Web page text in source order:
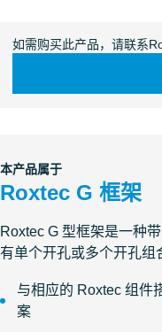
如需购买此产品，请联系
本产品属于
Roxtec G 框架
Roxtec G 型框架是一种
有单个开孔或多个开孔组
与相应的 Roxtec 组件
案